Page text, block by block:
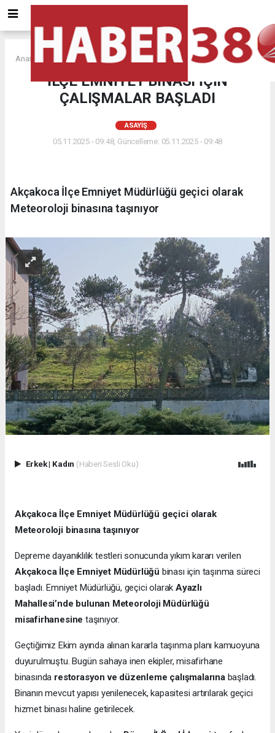
Anasayfa ASAYİŞ
İLÇE EMNİYET BİNASI İÇİN
ÇALIŞMALAR BAŞLADI
ASAYİŞ
05.11.2025 - 09:48, Güncelleme: 05.11.2025 - 09:48
Akçakoca İlçe Emniyet Müdürlüğü geçici olarak
Meteoroloji binasına taşınıyor
Erkek| Kadın (Haberi Sesli Oku)
Akçakoca İlçe Emniyet Müdürlüğü geçici olarak
Meteoroloji binasına taşınıyor
Depreme dayanıklılık testleri sonucunda yıkım kararı verilen
Akçakoca İlçe Emniyet Müdürlüğü binası için taşınma süreci
başladı. Emniyet Müdürlüğü, geçici olarak Ayazlı
Mahallesi’nde bulunan Meteoroloji Müdürlüğü
misafirhanesine taşınıyor.
Geçtiğimiz Ekim ayında alınan kararla taşınma planı kamuoyuna
duyurulmuştu. Bugün sahaya inen ekipler, misafirhane
binasında restorasyon ve düzenleme çalışmalarınabaşladı.
Binanın mevcut yapısı yenilenecek, kapasitesi artırılarak geçici
hizmet binası haline getirilecek.